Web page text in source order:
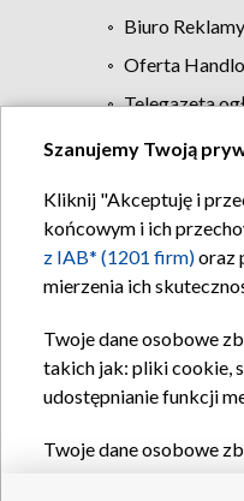
Biuro Reklamy
Oferta
Telegazeta
Szanujemy Twoją
Kliknij "Akceptuję i
końcowym i ich
z IAB* (1201 firm)oraz
mierzenia ich
Twoje dane osobowe
takich jak: pliki cookie,
udostępnianie funkcji
Twoje dane osobowe